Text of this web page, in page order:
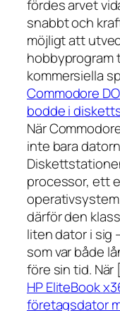
fördes arvet
snabbt och
möjligt att
hobbyprogram
kommersiella
Commodore
bodde i
När
inte bara
processor, ett
därför den
liten dator i sig
som var både
före sin tid. När
HP EliteBook
företagsdator